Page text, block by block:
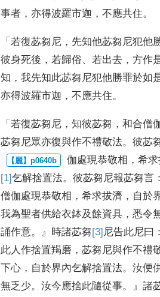
事者 ，亦得波羅市迦 ，不應共住。
「若復苾芻尼 ， 先知他苾芻尼犯他
彼身死後 ，若歸俗、若出去 ，方作
知 ，我先知此苾芻尼犯他勝罪於如
亦得波羅市迦 ，不應共住。
「若復苾芻尼 ，知彼苾芻 ，和合僧
苾芻尼眾亦復與作不禮敬法。彼苾
伽處現恭敬相 ，希
[1]乞解捨置法。彼苾芻尼報苾芻言
僧伽處現恭敬相 ，希求拔濟 ， 自於
我為聖者供給衣鉢及餘資具 ，悉令
誦作意。』 時諸苾芻[3]尼告此尼曰
此人作捨置羯磨 ，苾芻尼與作不禮
下心 ， 自於界內乞解捨置法。汝便
無乏少。汝今應捨此隨從事。』諸